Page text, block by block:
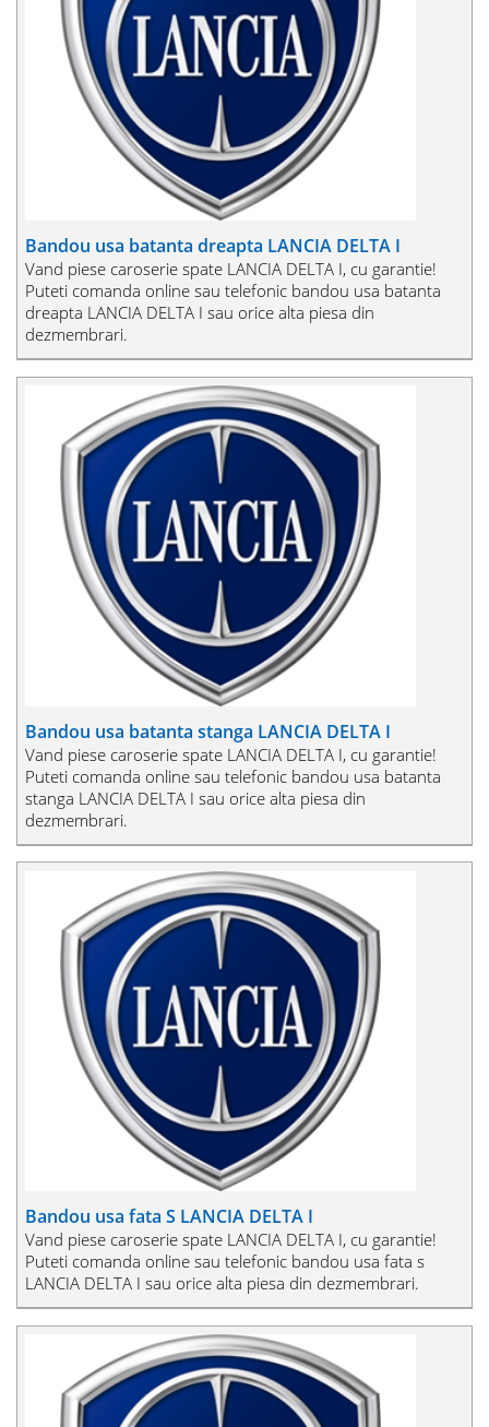
Bandou usa batanta dreapta LANCIA DELTA I
Vand piese caroserie spate LANCIA DELTA I, cu garantie!
Puteti comanda online sau telefonic bandou usa batanta
dreapta LANCIA DELTA I sau orice alta piesa din
dezmembrari.
Bandou usa batanta stanga LANCIA DELTA I
Vand piese caroserie spate LANCIA DELTA I, cu garantie!
Puteti comanda online sau telefonic bandou usa batanta
stanga LANCIA DELTA I sau orice alta piesa din
dezmembrari.
Bandou usa fata S LANCIA DELTA I
Vand piese caroserie spate LANCIA DELTA I, cu garantie!
Puteti comanda online sau telefonic bandou usa fata s
LANCIA DELTA I sau orice alta piesa din dezmembrari.